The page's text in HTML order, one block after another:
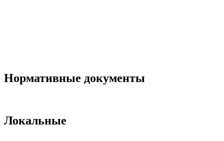
Нормативные документы
Локальные